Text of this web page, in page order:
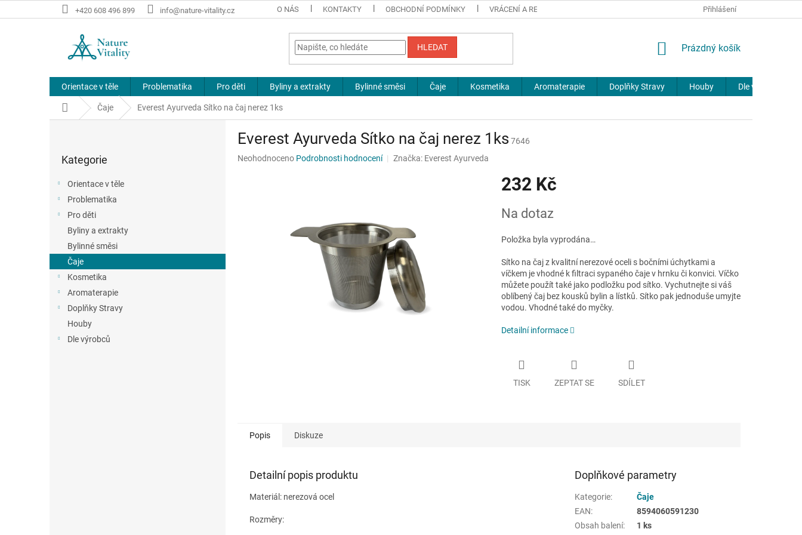
na
+420 608 496 899 info@nature-vitality.cz O NÁS KONTAKTY OBCHODNÍ PODMÍNKY VRÁCENÍ A REKLAMACE JOURNAL
Přihlášení
HLEDAT
NÁKUPNÍ
Prázdný košík
Orientace v těle Problematika Pro děti Byliny a extrakty Bylinné směsi Čaje Kosmetika Aromaterapie Doplňky Stravy Houby Dle výrobců
Domů Čaje Everest Ayurveda Sítko na čaj nerez 1ks
a
n
kategorie
Kategorie
Orientace v těle
Problematika
Pro děti
Byliny a extrakty
Bylinné směsi
Čaje
Kosmetika
Aromaterapie
Doplňky Stravy
Houby
Dle výrobců
Everest Ayurveda Sítko na čaj nerez 1ks 7646
Průměrné
Neohodnoceno Podrobnosti hodnocení Značka: Everest Ayurveda
232 Kč
cena:
Na dotaz
Položka byla vyprodána…
Sítko na čaj z kvalitní nerezové oceli s bočními úchytkami a
víčkem je vhodné k filtraci sypaného čaje v hrnku či konvici. Víčko
můžete použít také jako podložku pod sítko. Vychutnejte si váš
oblíbený čaj bez kousků bylin a lístků. Sítko pak jednoduše umyjte
vodou. Vhodné také do myčky.
Detailní informace
TISK ZEPTAT SE SDÍLET
Popis Diskuze
Detailní popis produktu
Materiál: nerezová ocel
Rozměry:
Doplňkové parametry
Kategorie:
Čaje
EAN:
8594060591230
Obsah balení:
1 ks